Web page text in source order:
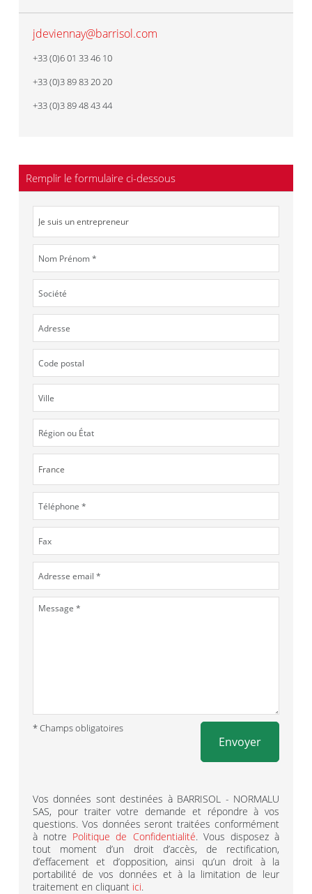
jdeviennay@barrisol.com
+33 (0)6 01 33 46 10
+33 (0)3 89 83 20 20
+33 (0)3 89 48 43 44
Remplir le formulaire ci-dessous
* Champs obligatoires
Envoyer
Vos données sont destinées à BARRISOL - NORMALU
SAS, pour traiter votre demande et répondre à vos
questions. Vos données seront traitées conformément
à notre Politique de Confidentialité. Vous disposez à
tout moment d’un droit d’accès, de rectification,
d’effacement et d’opposition, ainsi qu’un droit à la
portabilité de vos données et à la limitation de leur
traitement en cliquant ici.